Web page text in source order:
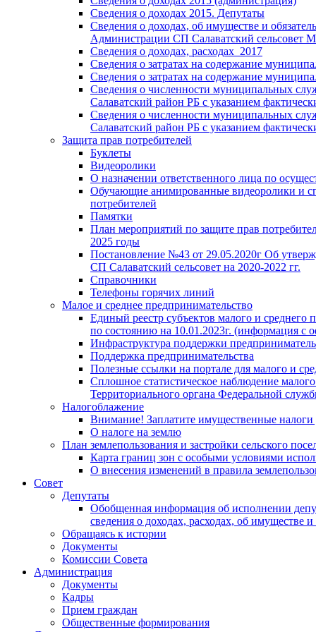
Сведения о доходах 2015. Депутаты
Сведения о доходах, об имуществе и
Администрации СП Салаватский сельсовет
Сведения о доходах, расходах_2017
Сведения о затратах на содержание
Сведения о затратах на содержание
Сведения о численности муниципальных
Салаватский район РБ с указанием
Сведения о численности муниципальных
Салаватский район РБ с указанием
Защита прав потребителей
Буклеты
Видеоролики
О назначении ответственного лица по
Обучающие анимированные видеоролики и
потребителей
Памятки
План мероприятий по защите прав
2025 годы
Постановление №43 от 29.05.2020г Об
СП Салаватский сельсовет на 2020-2022 гг.
Справочники
Телефоны горячих линий
Малое и среднее предпринимательство
Единый реестр субъектов малого и
по состоянию на 10.01.2023г. (информация с
Инфраструктура поддержки
Поддержка предпринимательства
Полезные ссылки на портале для малого и
Сплошное статистическое наблюдение
Территориального органа Федеральной
Налогоблажение
Внимание! Заплатите имущественные налоги
О налоге на землю
План землепользования и застройки сельского
Карта границ зон с особыми условиями
О внесения изменений в правила
Совет
Депутаты
Обобщенная информация об исполнении
сведения о доходах, расходах, об имуществе
Обращаясь к истории
Документы
Комиссии Совета
Администрация
Документы
Кадры
Прием граждан
Общественные формирования